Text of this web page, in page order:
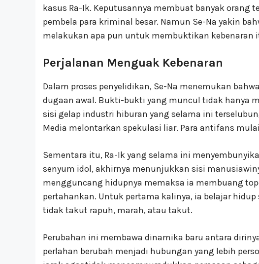
kasus Ra-Ik. Keputusannya membuat banyak orang
pembela para kriminal besar. Namun Se-Na yakin
melakukan apa pun untuk membuktikan kebenaran
Perjalanan Menguak Kebenaran
Dalam proses penyelidikan, Se-Na menemukan
dugaan awal. Bukti-bukti yang muncul tidak hanya
sisi gelap industri hiburan yang selama ini
Media melontarkan spekulasi liar. Para antifans
Sementara itu, Ra-Ik yang selama ini
senyum idol, akhirnya menunjukkan sisi
mengguncang hidupnya memaksa ia membuang
pertahankan. Untuk pertama kalinya, ia belajar
tidak takut rapuh, marah, atau takut.
Perubahan ini membawa dinamika baru antara
perlahan berubah menjadi hubungan yang lebih